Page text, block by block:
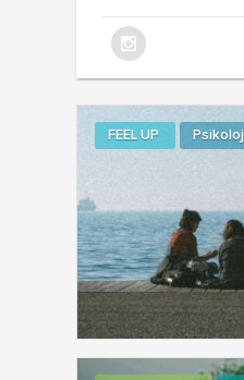
FEEL UP